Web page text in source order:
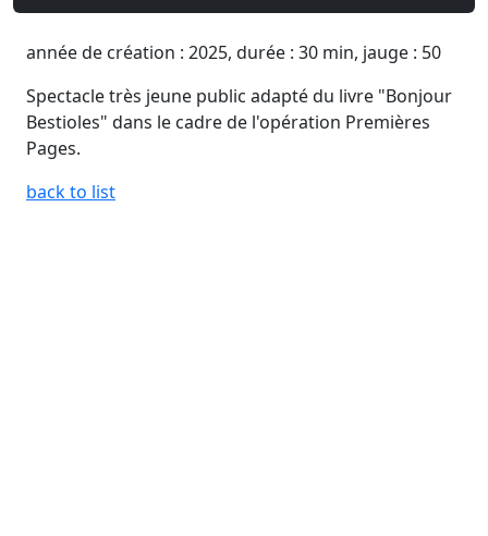
année de création : 2025, durée : 30 min, jauge : 50
Spectacle très jeune public adapté du livre "Bonjour
Bestioles" dans le cadre de l'opération Premières
Pages.
back to list